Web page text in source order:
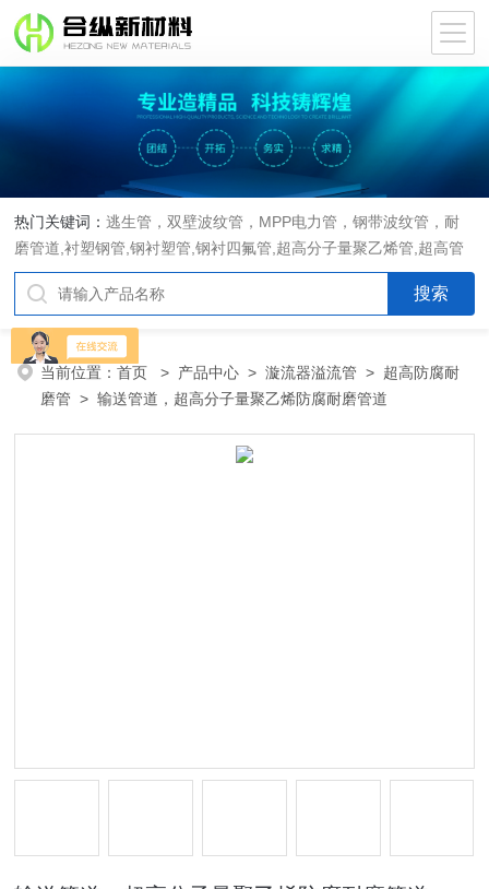
热门关键词：逃生管，双壁波纹管，MPP电力管，钢带波纹管，耐
磨管道,衬塑钢管,钢衬塑管,钢衬四氟管,超高分子量聚乙烯管,超高管
当前位置：首页 > 产品中心 >漩流器溢流管 > 超高防腐耐
磨管 > 输送管道，超高分子量聚乙烯防腐耐磨管道